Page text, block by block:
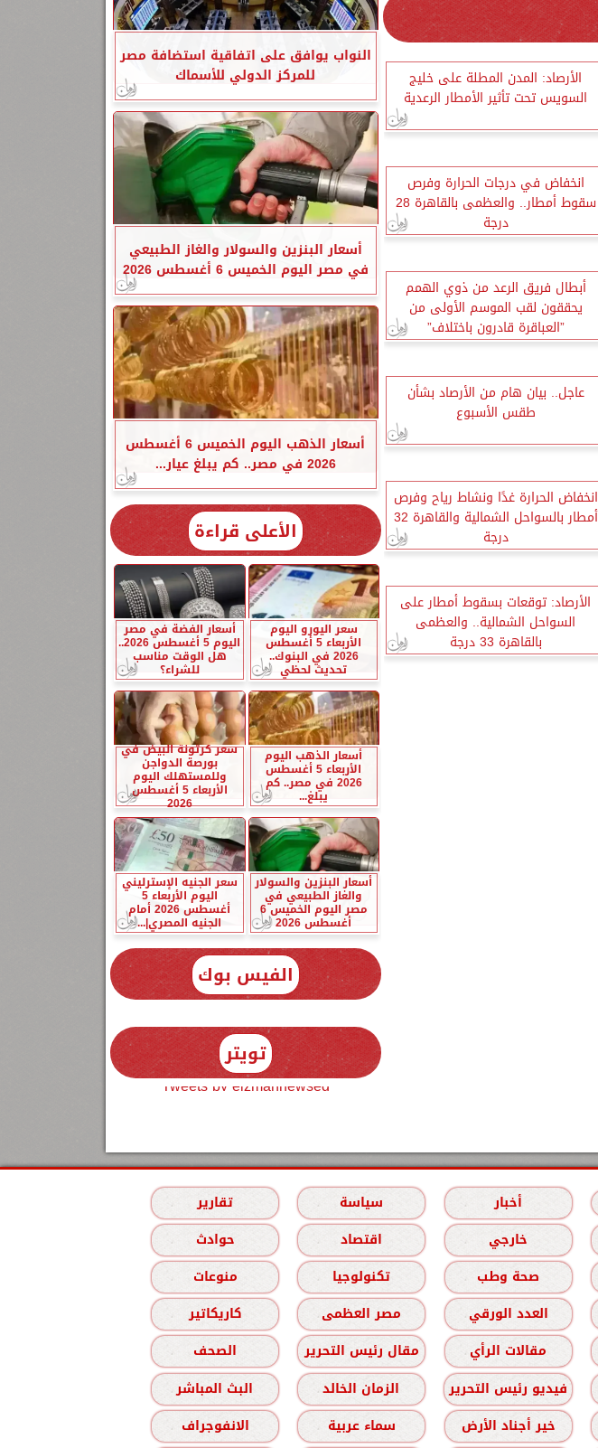
الأرصاد: المدن المطلة على خليج
السويس تحت تأثير الأمطار الرعدية
انخفاض في درجات الحرارة وفرص
سقوط أمطار.. والعظمى بالقاهرة 28
درجة
أبطال فريق الرعد من ذوي الهمم
يحققون لقب الموسم الأولى من
”العباقرة قادرون باختلاف”
عاجل.. بيان هام من الأرصاد بشأن
طقس الأسبوع
انخفاض الحرارة غدًا ونشاط رياح وفرص
أمطار بالسواحل الشمالية والقاهرة 32
درجة
الأرصاد: توقعات بسقوط أمطار على
السواحل الشمالية.. والعظمى
بالقاهرة 33 درجة
النواب يوافق على اتفاقية استضافة مصر
للمركز الدولي للأسماك
أسعار البنزين والسولار والغاز الطبيعي
في مصر اليوم الخميس 6 أغسطس 2026
أسعار الذهب اليوم الخميس 6 أغسطس
2026 في مصر.. كم يبلغ عيار...
الأعلى قراءة
سعر اليورو اليوم
الأربعاء 5 أغسطس
2026 في البنوك..
تحديث لحظي
أسعار الفضة في مصر
اليوم 5 أغسطس 2026..
هل الوقت مناسب
للشراء؟
أسعار الذهب اليوم
الأربعاء 5 أغسطس
2026 في مصر.. كم
يبلغ...
سعر كرتونة البيض في
بورصة الدواجن
وللمستهلك اليوم
الأربعاء 5 أغسطس
2026
أسعار البنزين والسولار
والغاز الطبيعي في
مصر اليوم الخميس 6
أغسطس 2026
سعر الجنيه الإسترليني
اليوم الأربعاء 5
أغسطس 2026 أمام
الجنيه المصري|...
الفيس بوك
تويتر
Tweets by elzmannewseg
أخبار سياسة
تقارير
خارجي اقتصاد
حوادث
صحة وطب تكنولوجيا
منوعات
العدد الورقي مصر العظمى
كاريكاتير
مقالات الرأي مقال رئيس التحرير
الصحف
فيديو رئيس التحرير الزمان الخالد
البث المباشر
خير أجناد الأرض سماء عربية الانفوجراف